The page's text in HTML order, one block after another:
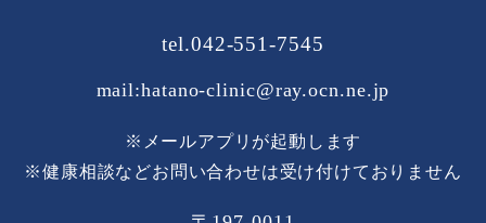
tel.042-551-7545
mail:hatano-clinic@ray.ocn.ne.jp
※メールアプリが起動します
※健康相談などお問い合わせは受け付けておりません